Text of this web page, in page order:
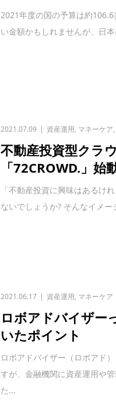
2021年度の国の予算は約
い金額かもしれませんが、日
2021.07.09 資産運用, マネーケア
不動産投資型クラ
「72CROWD.」
「不動産投資に興味はあるけ
ないでしょうか? そんなイメ
2021.06.17 資産運用, マネーケア
ロボアドバイザー
いたポイント
ロボアドバイザー（ロボアド
すが、金融機関に資産運用や
た...